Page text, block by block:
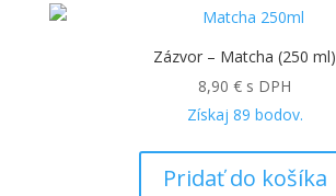
Zázvor – Matcha (250 ml)
8,90€ s DPH
Získaj 89 bodov.
Pridať do košíka